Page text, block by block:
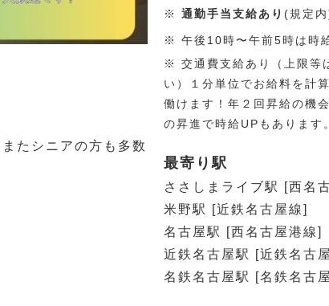
たシニアの方も多数
※ 通勤手当支給あり (規定
※ 午後10時〜午前5時は時
※ 交通費支給あり（上限等
い）１分単位でお給料を計
働けます！年２回昇給の機
の昇進で時給UPもあります。
最寄り駅
ささしまライブ駅 [西名
米野駅 [近鉄名古屋線]
名古屋駅 [西名古屋港線]
近鉄名古屋駅 [近鉄名古
名鉄名古屋駅 [名鉄名古